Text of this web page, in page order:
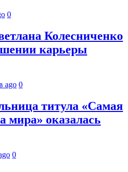
0
Колесниченко
карьеры
ago 0
титула «Самая
мира» оказалась
0